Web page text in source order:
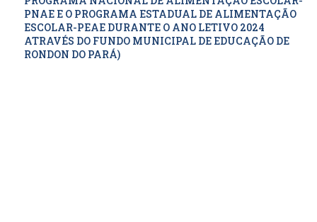
PNAE E O PROGRAMA ESTADUAL DE ALIMENTAÇÃO
ESCOLAR-PEAE DURANTE O ANO LETIVO 2024
ATRAVÉS DO FUNDO MUNICIPAL DE EDUCAÇÃO DE
RONDON DO PARÁ)